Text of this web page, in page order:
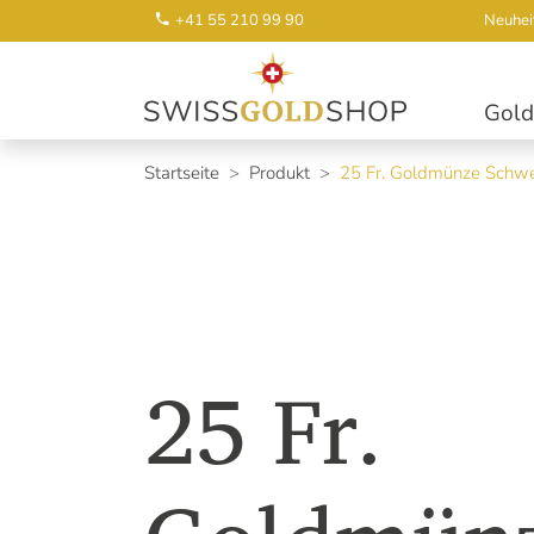
+41 55 210 99 90
Gold
Startseite Produkt 25 Fr. Goldmünze
25 Fr.